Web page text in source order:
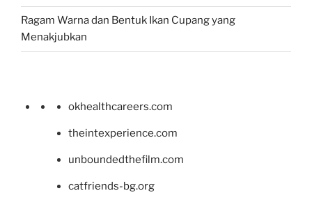
Ragam Warna dan Bentuk Ikan Cupang yang
Menakjubkan
okhealthcareers.com
theintexperience.com
unboundedthefilm.com
catfriends-bg.org